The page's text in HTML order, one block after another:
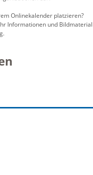
Onlinekalender platzieren?
Informationen und Bildmaterial